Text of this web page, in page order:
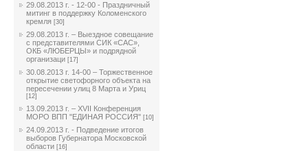
29.08.2013 г. - 12-00 - Праздничный
митинг в поддержку Коломенского
кремля [30]
29.08.2013 г. – Выездное совещание
с представителями СИК «САС»,
ОКБ «ЛЮБЕРЦЫ» и подрядной
организаци [17]
30.08.2013 г. 14-00 – Торжественное
открытие светофорного объекта на
пересечении улиц 8 Марта и Уриц
[12]
13.09.2013 г. – XVII Конференция
МОРО ВПП "ЕДИНАЯ РОССИЯ" [10]
24.09.2013 г. - Подведение итогов
выборов Губернатора Московской
области [16]